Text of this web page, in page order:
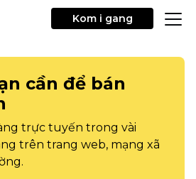
Kom i gang
cần để bán
trực tuyến trong vài
trên trang web, mạng xã